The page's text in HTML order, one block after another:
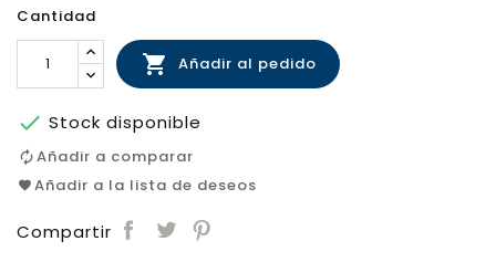
Cantidad
 Añadir al pedido
 Stock disponible
Añadir a comparar
Añadir a la lista de deseos
Compartir